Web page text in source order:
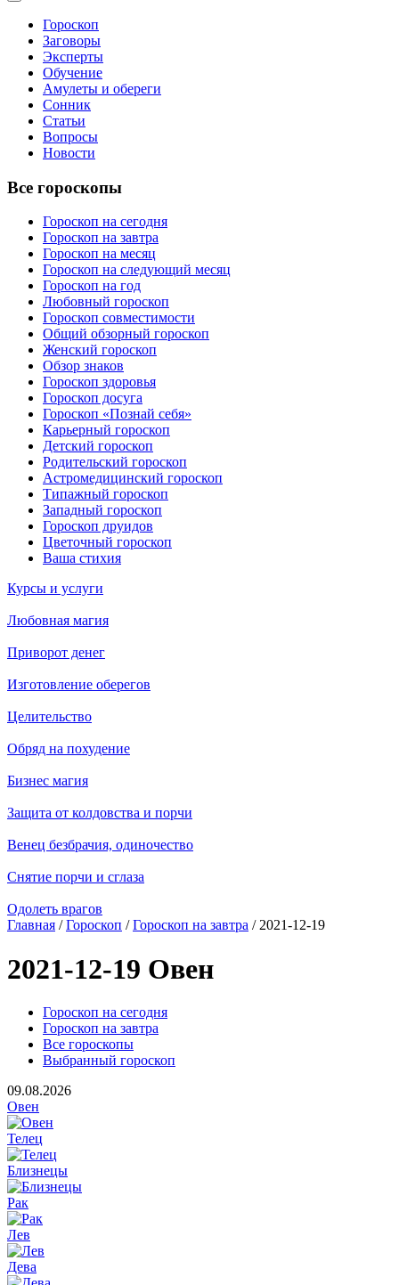
Гороскоп
Заговоры
Эксперты
Обучение
Амулеты и обереги
Сонник
Статьи
Вопросы
Новости
Все гороскопы
Гороскоп на сегодня
Гороскоп на завтра
Гороскоп на месяц
Гороскоп на следующий месяц
Гороскоп на год
Любовный гороскоп
Гороскоп совместимости
Общий обзорный гороскоп
Женский гороскоп
Обзор знаков
Гороскоп здоровья
Гороскоп досуга
Гороскоп «Познай себя»
Карьерный гороскоп
Детский гороскоп
Родительский гороскоп
Астромедицинский гороскоп
Типажный гороскоп
Западный гороскоп
Гороскоп друидов
Цветочный гороскоп
Ваша стихия
Курсы и услуги
Любовная магия
Приворот денег
Изготовление оберегов
Целительство
Обряд на похудение
Бизнес магия
Защита от колдовства и порчи
Венец безбрачия, одиночество
Снятие порчи и сглаза
Одолеть врагов
Главная /Гороскоп /Гороскоп на завтра / 2021-12-19
2021-12-19 Овен
Гороскоп на сегодня
Гороскоп на завтра
Все гороскопы
Выбранный гороскоп
09.08.2026
Овен
Телец
Близнецы
Рак
Лев
Дева